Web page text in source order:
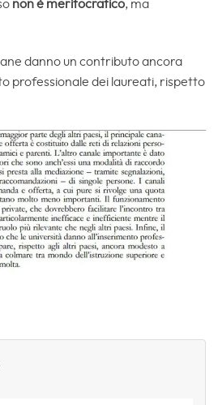
non è meritocratico, ma
danno un contributo ancora
professionale dei laureati, rispetto